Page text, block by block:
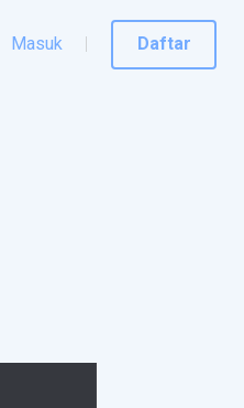
Masuk Daftar